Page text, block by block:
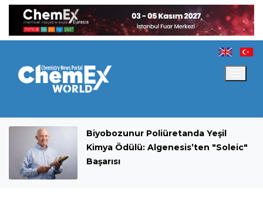
Biyobozunur Poliüretanda Yeşil
Kimya Ödülü: Algenesis’ten "Soleic"
Başarısı